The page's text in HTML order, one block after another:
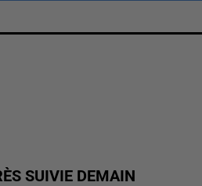
SUIVIE DEMAIN